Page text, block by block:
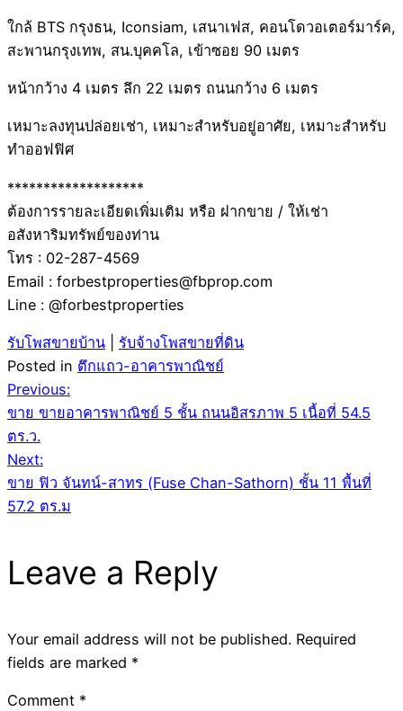
ใกล้ BTS กรุงธน, Iconsiam, เสนาเฟส, คอนโดวอเตอร์มาร์ค,
สะพานกรุงเทพ, สน.บุคคโล, เข้าซอย 90 เมตร
หน้ากว้าง 4 เมตร ลึก 22 เมตร ถนนกว้าง 6 เมตร
เหมาะลงทุนปล่อยเช่า, เหมาะสำหรับอยู่อาศัย, เหมาะสำหรับ
ทำออฟฟิศ
*******************
ต้องการรายละเอียดเพิ่มเติม หรือ ฝากขาย / ให้เช่า
อสังหาริมทรัพย์ของท่าน
โทร : 02-287-4569
Email : forbestproperties@fbprop.com
Line : @forbestproperties
รับโพสขายบ้าน
รับจ้างโพสขายที่ดิน
Posted in ตึกแถว-อาคารพาณิชย์
Post
navigation
Previous:
ขาย ขายอาคารพาณิชย์ 5 ชั้น ถนนอิสรภาพ 5 เนื้อที่ 54.5
ตร.ว.
Next:
ขาย ฟิว จันทน์-สาทร (Fuse Chan-Sathorn) ชั้น 11 พื้นที่
57.2 ตร.ม
Leave a Reply
Your email address will not be published. Required
fields are marked *
Comment *